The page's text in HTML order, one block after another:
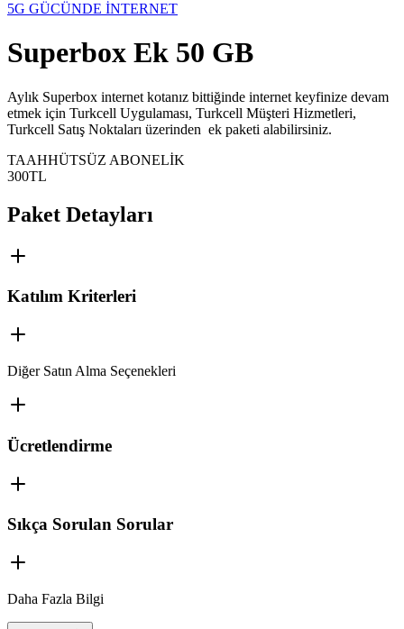
5G GÜCÜNDE İNTERNET
Superbox Ek 50 GB
​​​​​​​​​​Aylık Superbox internet kotanız bittiğinde internet keyfinize devam
etmek için Turkcell Uygulaması, Turkcell Müşteri Hizmetleri,
Turkcell Satış Noktaları üzerinden ek paketi alabilirsiniz.
TAAHHÜTSÜZ ABONELİK
300TL
Paket Detayları
Katılım Kriterleri
Diğer Satın Alma Seçenekleri
Ücretlendirme
Sıkça Sorulan Sorular
Daha Fazla Bilgi